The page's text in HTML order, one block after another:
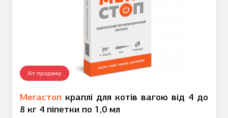
Хіт продажу
Мегастоп краплі для котів вагою від 4 до
8 кг 4 піпетки по 1,0 мл